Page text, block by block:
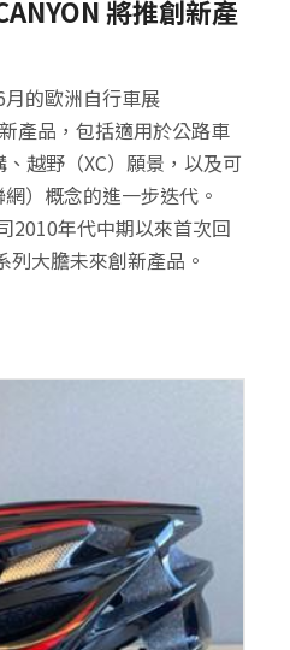
將推創新產
的歐洲自行車展
產品，包括適用於公路車
越野（XC）願景，以及可
）概念的進一步迭代。
2010年代中期以來首次回
大膽未來創新產品。